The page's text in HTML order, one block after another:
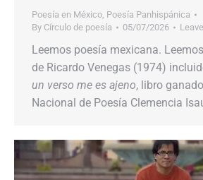
Poesía en México, Poesía Panhispánica
By Círculo de poesía 05/07/2026
Leemos poesía mexicana.
de Ricardo Venegas (1974)
un verso me es ajeno, libro
Nacional de Poesía Clemencia